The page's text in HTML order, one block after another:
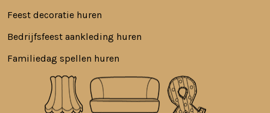
Feest decoratie huren
Bedrijfsfeest aankleding huren
Familiedag spellen huren